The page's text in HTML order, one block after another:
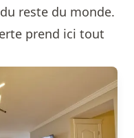
reste du monde.
prend ici tout